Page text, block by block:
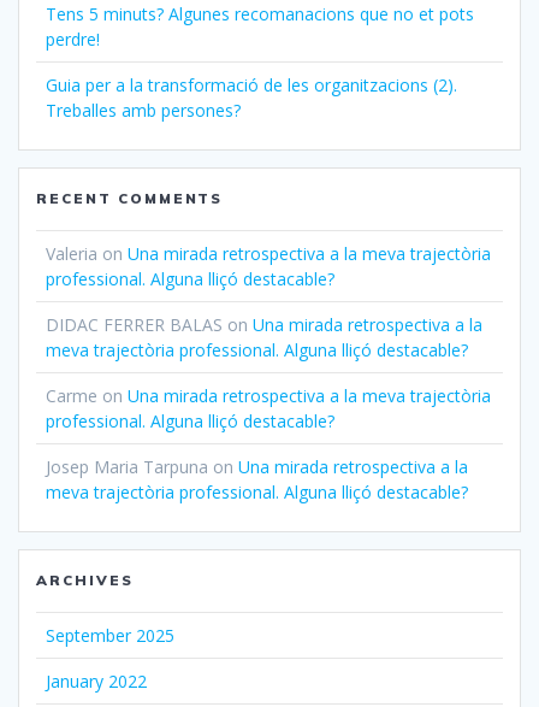
Tens 5 minuts? Algunes recomanacions que no et pots
perdre!
Guia per a la transformació de les organitzacions (2).
Treballes amb persones?
RECENT COMMENTS
Valeria on Una mirada retrospectiva a la meva trajectòria
professional. Alguna lliçó destacable?
DIDAC FERRER BALAS on Una mirada retrospectiva a la
meva trajectòria professional. Alguna lliçó destacable?
Carme on Una mirada retrospectiva a la meva trajectòria
professional. Alguna lliçó destacable?
Josep Maria Tarpuna on Una mirada retrospectiva a la
meva trajectòria professional. Alguna lliçó destacable?
ARCHIVES
September 2025
January 2022